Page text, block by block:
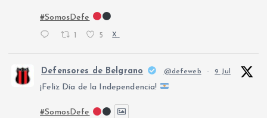
#SomosDefe
1 5 X
Defensores de Belgrano @defeweb · 9 Jul
¡Feliz Día de la Independencia!
#SomosDefe